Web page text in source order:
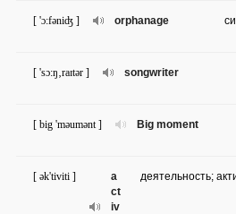
orphanage
[ 'ɔ:fəniʤ ]
songwriter
[ 'sɔ:ŋ‚raɪtər ]
Big moment
[ big 'məumənt ]
a
ct
iv
[ ək'tiviti ] деятельность;